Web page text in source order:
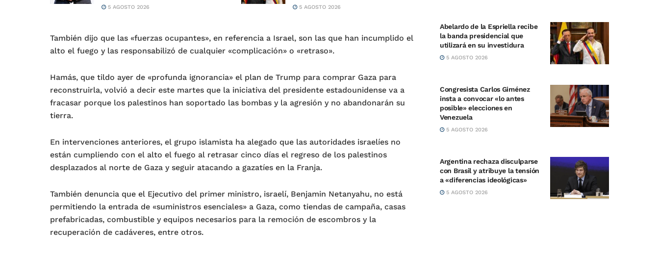
5 AGOSTO 2026 5 AGOSTO 2026
También dijo que las «fuerzas ocupantes», en referencia a Israel, son las que han incumplido el
alto el fuego y las responsabilizó de cualquier «complicación» o «retraso».
Hamás, que tildo ayer de «profunda ignorancia» el plan de Trump para comprar Gaza para
reconstruirla, volvió a decir este martes que la iniciativa del presidente estadounidense va a
fracasar porque los palestinos han soportado las bombas y la agresión y no abandonarán su
tierra.
En intervenciones anteriores, el grupo islamista ha alegado que las autoridades israelíes no
están cumpliendo con el alto el fuego al retrasar cinco días el regreso de los palestinos
desplazados al norte de Gaza y seguir atacando a gazatíes en la Franja.
También denuncia que el Ejecutivo del primer ministro, israelí, Benjamin Netanyahu, no está
permitiendo la entrada de «suministros esenciales» a Gaza, como tiendas de campaña, casas
prefabricadas, combustible y equipos necesarios para la remoción de escombros y la
recuperación de cadáveres, entre otros.
Abelardo de la Espriella recibe
la banda presidencial que
utilizará en su investidura
5 AGOSTO 2026
Congresista Carlos Giménez
insta a convocar «lo antes
posible» elecciones en
Venezuela
5 AGOSTO 2026
Argentina rechaza disculparse
con Brasil y atribuye la tensión
a «diferencias ideológicas»
5 AGOSTO 2026